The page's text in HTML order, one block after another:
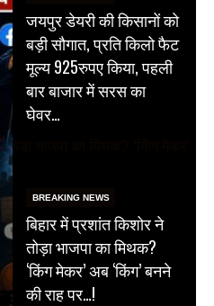
जयपुर डेयरी की किसानों को
बड़ी सौगात, प्रति किलो फैट
मूल्य 925रुपए किया, पहली
बार बाजार में सरस का
घेवर…
BREAKING NEWS
बिहार में प्रशांत किशोर ने
तोड़ा भाजपा का मिथक?
‘किंग मेकर’ अब ‘किंग’ बनने
की राह पर…!